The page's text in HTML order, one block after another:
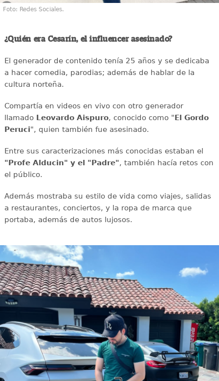
Foto: Redes Sociales.
¿Quién era Cesarín, el influencer asesinado?
El generador de contenido tenía 25 años y se dedicaba
a hacer comedia, parodias; además de hablar de la
cultura norteña.
Compartía en videos en vivo con otro generador
llamadoLeovardo Aispuro, conocido como "El Gordo
Peruci", quien también fue asesinado.
Entre sus caracterizaciones más conocidas estaban el
"Profe Alducin" y el "Padre", también hacía retos con
el público.
Además mostraba su estilo de vida como viajes, salidas
a restaurantes, conciertos, y la ropa de marca que
portaba, además de autos lujosos.